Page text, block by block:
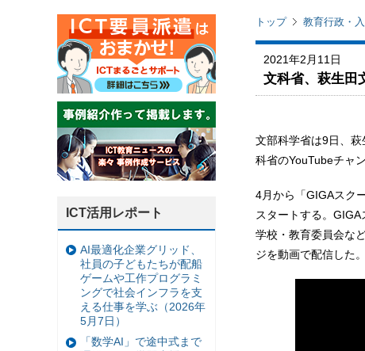
トップ 教育行政・
2021年2月11日
文科省、萩生田
文部科学省は9日、
科省のYouTubeチャ
4月から「GIGAスク
スタートする。
学校・教育委員会な
ジを動画で配信した。
ICT活用レポート
AI最適化企業グリッド、
社員の子どもたちが配船
ゲームや工作プログラミ
ングで社会インフラを支
える仕事を学ぶ（2026年
5月7日）
「数学AI」で途中式まで